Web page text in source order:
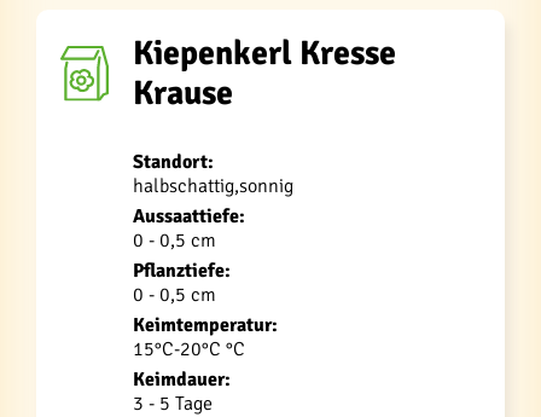
Kiepenkerl Kresse
Krause
Standort:
halbschattig,sonnig
Aussaattiefe:
0 - 0,5 cm
Pflanztiefe:
0 - 0,5 cm
Keimtemperatur:
15°C-20°C °C
Keimdauer:
3 - 5 Tage